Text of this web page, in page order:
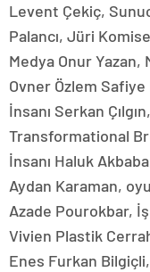
Levent Çekiç,
Palancı, Jüri
Medya Onur Yazan,
Ovner Özlem
İnsanı Serkan
Transformational
İnsanı Haluk
Aydan Karaman,
Azade Pourokbar,
Vivien Plastik
Enes Furkan